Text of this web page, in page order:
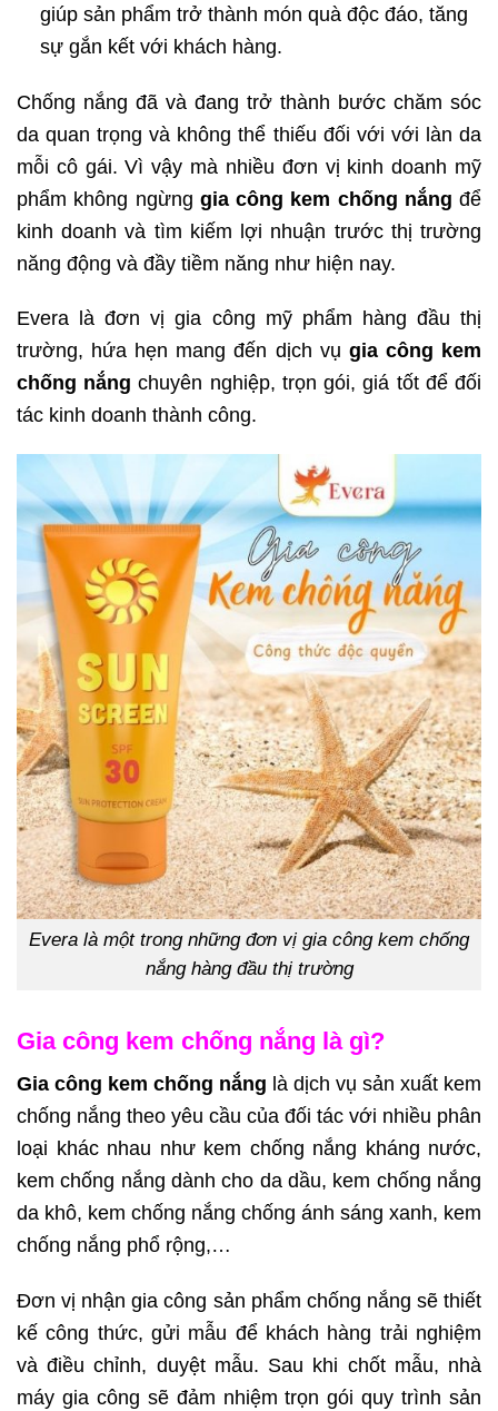
giúp sản phẩm trở thành món quà độc đáo, tăng
sự gắn kết với khách hàng.
Chống nắng đã và đang trở thành bước chăm sóc
da quan trọng và không thể thiếu đối với với làn da
mỗi cô gái. Vì vậy mà nhiều đơn vị kinh doanh mỹ
phẩm không ngừng gia công kem chống nắng để
kinh doanh và tìm kiếm lợi nhuận trước thị trường
năng động và đầy tiềm năng như hiện nay.
Evera là đơn vị gia công mỹ phẩm hàng đầu thị
trường, hứa hẹn mang đến dịch vụ gia công kem
chống nắng chuyên nghiệp, trọn gói, giá tốt để đối
tác kinh doanh thành công.
Evera là một trong những đơn vị gia công kem chống
nắng hàng đầu thị trường
Gia công kem chống nắng là gì?
Gia công kem chống nắng là dịch vụ sản xuất kem
chống nắng theo yêu cầu của đối tác với nhiều phân
loại khác nhau như kem chống nắng kháng nước,
kem chống nắng dành cho da dầu, kem chống nắng
da khô, kem chống nắng chống ánh sáng xanh, kem
chống nắng phổ rộng,…
Đơn vị nhận gia công sản phẩm chống nắng sẽ thiết
kế công thức, gửi mẫu để khách hàng trải nghiệm
và điều chỉnh, duyệt mẫu. Sau khi chốt mẫu, nhà
máy gia công sẽ đảm nhiệm trọn gói quy trình sản